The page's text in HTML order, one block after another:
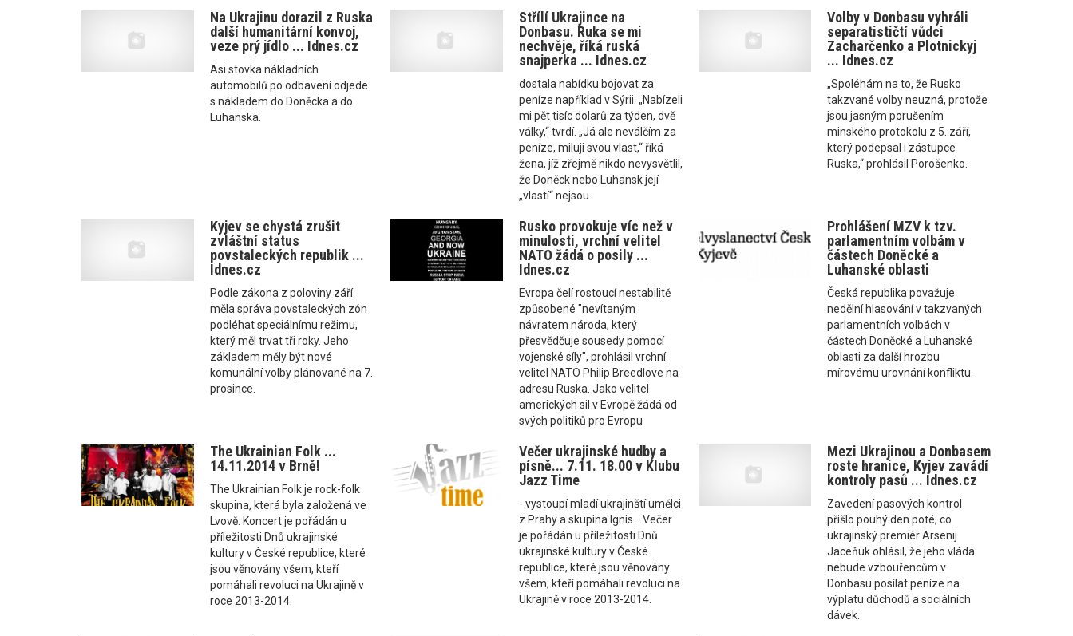
Na Ukrajinu dorazil z Ruska
další humanitární konvoj,
veze prý jídlo ... Idnes.cz
Asi stovka nákladních
automobilů po odbavení odjede
s nákladem do Doněcka a do
Luhanska.
Střílí Ukrajince na
Donbasu. Ruka se mi
nechvěje, říká ruská
snajperka ... Idnes.cz
dostala nabídku bojovat za
peníze například v Sýrii. „Nabízeli
mi pět tisíc dolarů za týden, dvě
války,“ tvrdí. „Já ale neválčím za
peníze, miluji svou vlast,“ říká
žena, jíž zřejmě nikdo nevysvětlil,
že Doněck nebo Luhansk její
„vlastí“ nejsou.
Volby v Donbasu vyhráli
separatističtí vůdci
Zacharčenko a Plotnickyj
... Idnes.cz
„Spoléhám na to, že Rusko
takzvané volby neuzná, protože
jsou jasným porušením
minského protokolu z 5. září,
který podepsal i zástupce
Ruska,“ prohlásil Porošenko.
Kyjev se chystá zrušit
zvláštní status
povstaleckých republik ...
Idnes.cz
Podle zákona z poloviny září
měla správa povstaleckých zón
podléhat speciálnímu režimu,
který měl trvat tři roky. Jeho
základem měly být nové
komunální volby plánované na 7.
prosince.
Rusko provokuje víc než v
minulosti, vrchní velitel
NATO žádá o posily ...
Idnes.cz
Evropa čelí rostoucí nestabilitě
způsobené "nevítaným
návratem národa, který
přesvědčuje sousedy pomocí
vojenské síly", prohlásil vrchní
velitel NATO Philip Breedlove na
adresu Ruska. Jako velitel
amerických sil v Evropě žádá od
svých politiků pro Evropu
Prohlášení MZV k tzv.
parlamentním volbám v
částech Doněcké a
Luhanské oblasti
Česká republika považuje
nedělní hlasování v takzvaných
parlamentních volbách v
částech Doněcké a Luhanské
oblasti za další hrozbu
mírovému urovnání konfliktu.
The Ukrainian Folk ...
14.11.2014 v Brně!
The Ukrainian Folk je rock-folk
skupina, která byla založená ve
Lvově. Koncert je pořádán u
příležitosti Dnů ukrajinské
kultury v České republice, které
jsou věnovány všem, kteří
pomáhali revoluci na Ukrajině v
roce 2013-2014.
Večer ukrajinské hudby a
písně... 7.11. 18.00 v Klubu
Jazz Time
- vystoupí mladí ukrajinští umělci
z Prahy a skupina Ignis... Večer
je pořádán u příležitosti Dnů
ukrajinské kultury v České
republice, které jsou věnovány
všem, kteří pomáhali revoluci na
Ukrajině v roce 2013-2014.
Mezi Ukrajinou a Donbasem
roste hranice, Kyjev zavádí
kontroly pasů ... Idnes.cz
Zavedení pasových kontrol
přišlo pouhý den poté, co
ukrajinský premiér Arsenij
Jaceňuk ohlásil, že jeho vláda
nebude vzbouřencům v
Donbasu posílat peníze na
výplatu důchodů a sociálních
dávek.